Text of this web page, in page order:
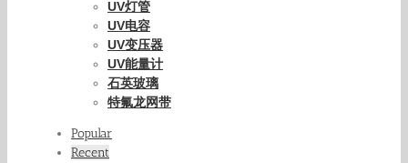
UV灯管
UV电容
UV变压器
UV能量计
石英玻璃
特氟龙网带
Popular
Recent